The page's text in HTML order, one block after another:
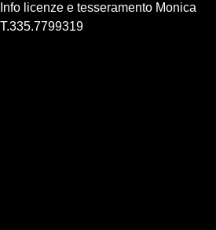
Info licenze e tesseramento Monica
T.335.7799319